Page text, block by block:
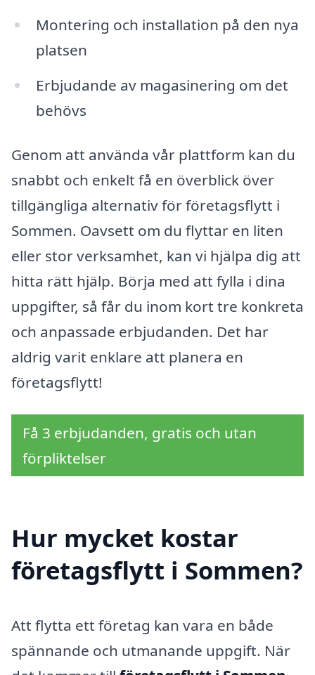
Montering och installation på den nya
platsen
Erbjudande av magasinering om det
behövs
Genom att använda vår plattform kan du
snabbt och enkelt få en överblick över
tillgängliga alternativ för företagsflytt i
Sommen. Oavsett om du flyttar en liten
eller stor verksamhet, kan vi hjälpa dig att
hitta rätt hjälp. Börja med att fylla i dina
uppgifter, så får du inom kort tre konkreta
och anpassade erbjudanden. Det har
aldrig varit enklare att planera en
företagsflytt!
Få 3 erbjudanden, gratis och utan
förpliktelser
Hur mycket kostar
företagsflytt i Sommen?
Att flytta ett företag kan vara en både
spännande och utmanande uppgift. När